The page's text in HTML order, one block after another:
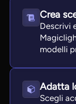
Crea
Descrivi
modelli
Adatta
Scegli